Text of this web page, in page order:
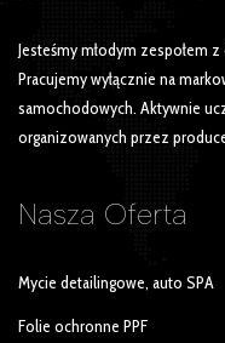
Jesteśmy młodym zespołem
Pracujemy wyłącznie na
samochodowych. Aktywnie
organizowanych przez
Nasza Oferta
Mycie detailingowe, auto SPA
Folie ochronne PPF